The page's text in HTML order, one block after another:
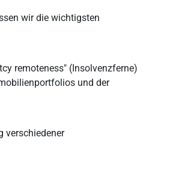
wir die wichtigsten
remoteness" (Insolvenzferne)
und der
verschiedener